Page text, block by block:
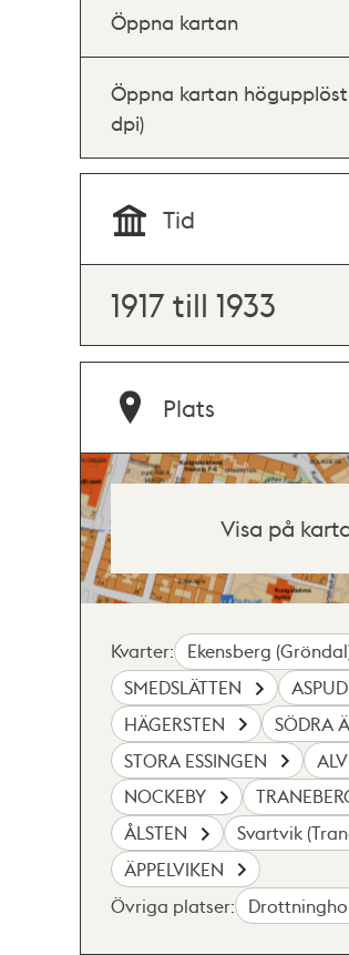
Öppna kartan
Öppna kartan
dpi)
Tid
1917 till 1933
Plats
Visa på
Kvarter:
Ekensberg
SMEDSLÄTTEN
HÄGERSTEN
SÖDRA
STORA ESSINGEN
NOCKEBY
ÅLSTEN
Svartvik
ÄPPELVIKEN
Övriga platser: